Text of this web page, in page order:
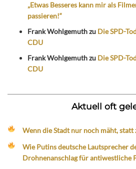
„Etwas Besseres kann mir als
passieren!“
Frank Wohlgemuthzu Die SPD-
CDU
Frank Wohlgemuthzu Die SPD-
CDU
Aktuell oft
Wenn die Stadt nur noch mäht, statt
Wie Putins deutsche Lautsprecher
Drohnenanschlag für antiwestliche